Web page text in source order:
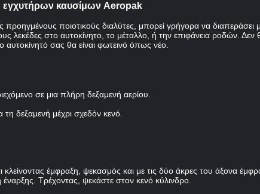
εγχυτήρων καυσίμων Aeropak
προηγμένους ποιοτικούς διαλύτες, μπορεί γρήγορα να
λεκέδες στο αυτοκίνητο, το μέταλλο, ή την επιφάνεια ροδών. Δεν
αυτοκίνητό σας θα είναι φωτεινό όπως νέο.
σε μια πλήρη δεξαμενή αερίου.
δεξαμενή μέχρι σχεδόν κενό.
κλείνοντας έμφραξη, ψεκασμός και με τις δύο άκρες του άξονα
Τρέχοντας, ψεκάστε στον κενό κύλινδρο.